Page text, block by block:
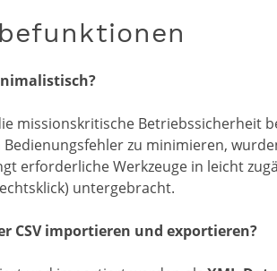
missionskritische Betriebssicherheit
zu minimieren,
erforderliche Werkzeuge in leicht
untergebracht.
CSV importieren und exportieren?